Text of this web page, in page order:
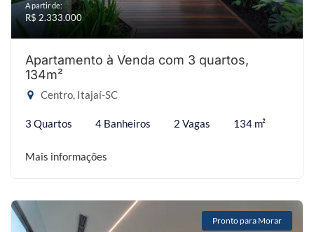
A partir de:
R$ 2.333.000
Apartamento à Venda com 3 quartos,
134m²
Centro, Itajaí-SC
3 Quartos 4 Banheiros 2 Vagas 134 m²
Mais informações
Pronto para Morar